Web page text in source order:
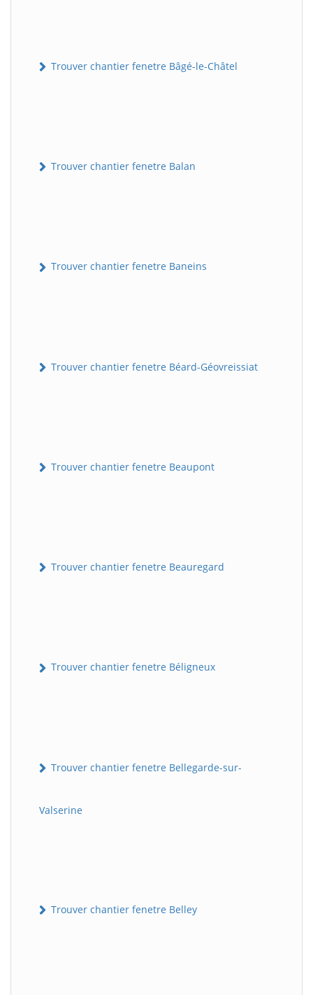
Trouver chantier fenetre Bâgé-le-Châtel
Trouver chantier fenetre Balan
Trouver chantier fenetre Baneins
Trouver chantier fenetre Béard-Géovreissiat
Trouver chantier fenetre Beaupont
Trouver chantier fenetre Beauregard
Trouver chantier fenetre Béligneux
Trouver chantier fenetre Bellegarde-sur-
Valserine
Trouver chantier fenetre Belley